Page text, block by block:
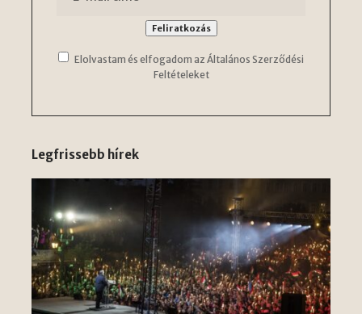
Elolvastam és elfogadom az Általános Szerződési
Feltételeket
Legfrissebb hírek